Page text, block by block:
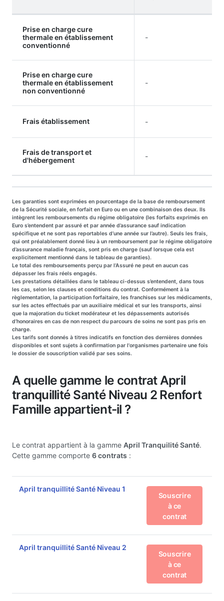
Prise en charge cure
thermale en établissement
conventionné
-
Prise en charge cure
thermale en établissement
non conventionné
-
Frais établissement -
Frais de transport et
d'hébergement
-
Les garanties sont exprimées en pourcentage de la base de remboursement
de la Sécurité sociale, en forfait en Euro ou en une combinaison des deux. Ils
intègrent les remboursements du régime obligatoire (les forfaits exprimés en
Euro s’entendent par assuré et par année d’assurance sauf indication
spécifique et ne sont pas reportables d’une année sur l’autre). Seuls les frais,
qui ont préalablement donné lieu à un remboursement par le régime obligatoire
d’assurance maladie français, sont pris en charge (sauf lorsque cela est
explicitement mentionné dans le tableau de garanties).
Le total des remboursements perçu par l’Assuré ne peut en aucun cas
dépasser les frais réels engagés.
Les prestations détaillées dans le tableau ci-dessus s’entendent, dans tous
les cas, selon les clauses et conditions du contrat. Conformément à la
règlementation, la participation forfaitaire, les franchises sur les médicaments,
sur les actes effectués par un auxiliaire médical et sur les transports, ainsi
que la majoration du ticket modérateur et les dépassements autorisés
d’honoraires en cas de non respect du parcours de soins ne sont pas pris en
charge.
Les tarifs sont donnés à titres indicatifs en fonction des dernières données
disponibles et sont sujets à confirmation par l'organismes partenaire une fois
le dossier de souscription validé par ses soins.
A quelle gamme le contrat April
tranquillité Santé Niveau 2 Renfort
Famille appartient-il ?
Le contrat appartient à la gamme April Tranquilité Santé.
Cette gamme comporte 6 contrats :
April tranquillité Santé Niveau 1
Souscrire
à ce
contrat
April tranquillité Santé Niveau 2
Souscrire
à ce
contrat